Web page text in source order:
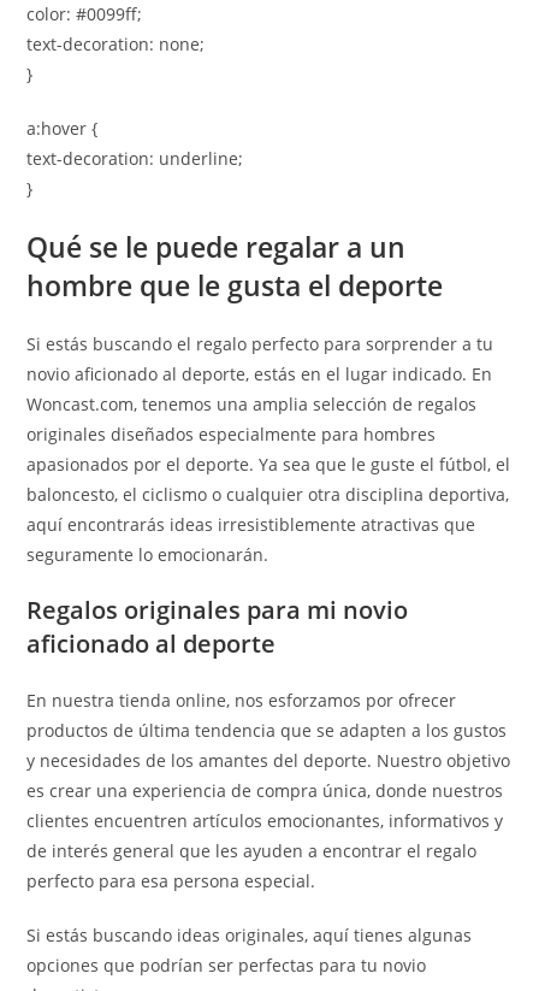
color: #0099ff;
text-decoration: none;
}
a:hover {
text-decoration: underline;
}
Qué se le puede regalar a un
hombre que le gusta el deporte
Si estás buscando el regalo perfecto para sorprender a tu
novio aficionado al deporte, estás en el lugar indicado. En
Woncast.com, tenemos una amplia selección de regalos
originales diseñados especialmente para hombres
apasionados por el deporte. Ya sea que le guste el fútbol, el
baloncesto, el ciclismo o cualquier otra disciplina deportiva,
aquí encontrarás ideas irresistiblemente atractivas que
seguramente lo emocionarán.
Regalos originales para mi novio
aficionado al deporte
En nuestra tienda online, nos esforzamos por ofrecer
productos de última tendencia que se adapten a los gustos
y necesidades de los amantes del deporte. Nuestro objetivo
es crear una experiencia de compra única, donde nuestros
clientes encuentren artículos emocionantes, informativos y
de interés general que les ayuden a encontrar el regalo
perfecto para esa persona especial.
Si estás buscando ideas originales, aquí tienes algunas
opciones que podrían ser perfectas para tu novio